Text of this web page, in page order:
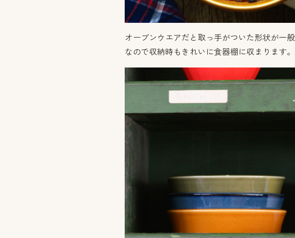
オーブンウエアだと取っ手がついた形状が一
なので収納時もきれいに食器棚に収まります。